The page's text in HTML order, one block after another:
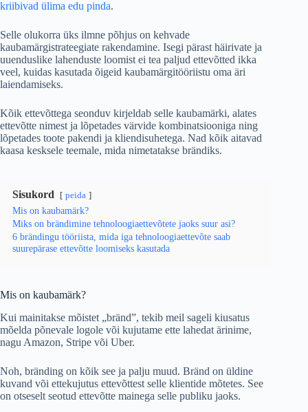
kriibivad ülima edu pinda.
Selle olukorra üks ilmne põhjus on kehvade
kaubamärgistrateegiate rakendamine. Isegi pärast häirivate ja
uuenduslike lahenduste loomist ei tea paljud ettevõtted ikka
veel, kuidas kasutada õigeid kaubamärgitööriistu oma äri
laiendamiseks.
Kõik ettevõttega seonduv kirjeldab selle kaubamärki, alates
ettevõtte nimest ja lõpetades värvide kombinatsiooniga ning
lõpetades toote pakendi ja kliendisuhetega. Nad kõik aitavad
kaasa kesksele teemale, mida nimetatakse brändiks.
Sisukord peida
Mis on kaubamärk?
Miks on brändimine tehnoloogiaettevõtete jaoks suur asi?
6 brändingu tööriista, mida iga tehnoloogiaettevõte saab
suurepärase ettevõtte loomiseks kasutada
Mis on kaubamärk?
Kui mainitakse mõistet „bränd”, tekib meil sageli kiusatus
mõelda põnevale logole või kujutame ette lahedat ärinime,
nagu Amazon, Stripe või Uber.
Noh, bränding on kõik see ja palju muud. Bränd on üldine
kuvand või ettekujutus ettevõttest selle klientide mõtetes. See
on otseselt seotud ettevõtte mainega selle publiku jaoks.